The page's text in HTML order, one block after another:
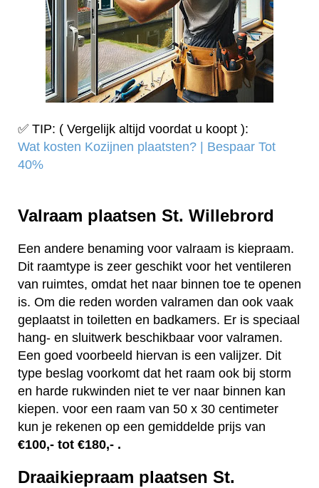
✅ TIP: ( Vergelijk altijd voordat u koopt ):
Wat kosten Kozijnen plaatsten? | Bespaar Tot
40%‎
Valraam plaatsen St. Willebrord
Een andere benaming voor valraam is kiepraam.
Dit raamtype is zeer geschikt voor het ventileren
van ruimtes, omdat het naar binnen toe te openen
is. Om die reden worden valramen dan ook vaak
geplaatst in toiletten en badkamers. Er is speciaal
hang- en sluitwerk beschikbaar voor valramen.
Een goed voorbeeld hiervan is een valijzer. Dit
type beslag voorkomt dat het raam ook bij storm
en harde rukwinden niet te ver naar binnen kan
kiepen. voor een raam van 50 x 30 centimeter
kun je rekenen op een gemiddelde prijs van
€100,- tot €180,- .
Draaikiepraam plaatsen St.